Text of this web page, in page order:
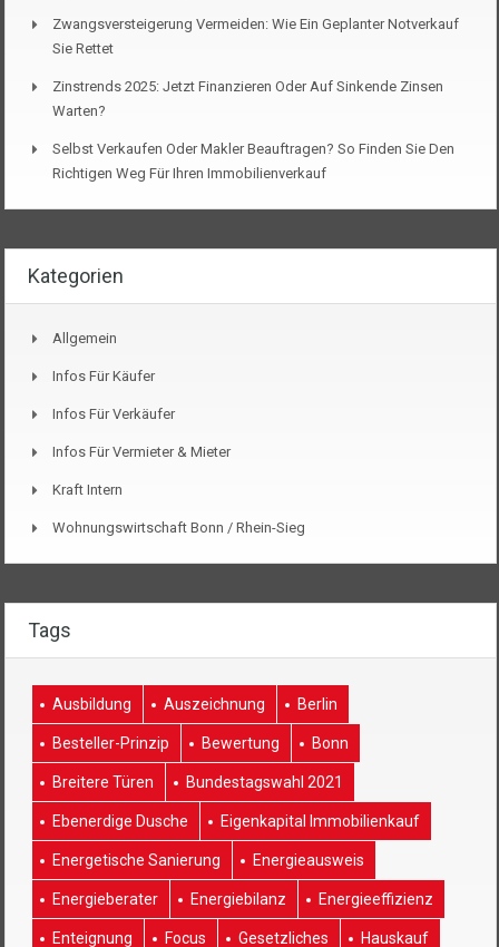
Zwangsversteigerung Vermeiden: Wie Ein Geplanter Notverkauf
Sie Rettet
Zinstrends 2025: Jetzt Finanzieren Oder Auf Sinkende Zinsen
Warten?
Selbst Verkaufen Oder Makler Beauftragen? So Finden Sie Den
Richtigen Weg Für Ihren Immobilienverkauf
Kategorien
Allgemein
Infos Für Käufer
Infos Für Verkäufer
Infos Für Vermieter & Mieter
Kraft Intern
Wohnungswirtschaft Bonn / Rhein-Sieg
Tags
Ausbildung Auszeichnung Berlin
Besteller-Prinzip Bewertung Bonn
Breitere Türen Bundestagswahl 2021
Ebenerdige Dusche Eigenkapital Immobilienkauf
Energetische Sanierung Energieausweis
Energieberater Energiebilanz Energieeffizienz
Enteignung Focus Gesetzliches Hauskauf